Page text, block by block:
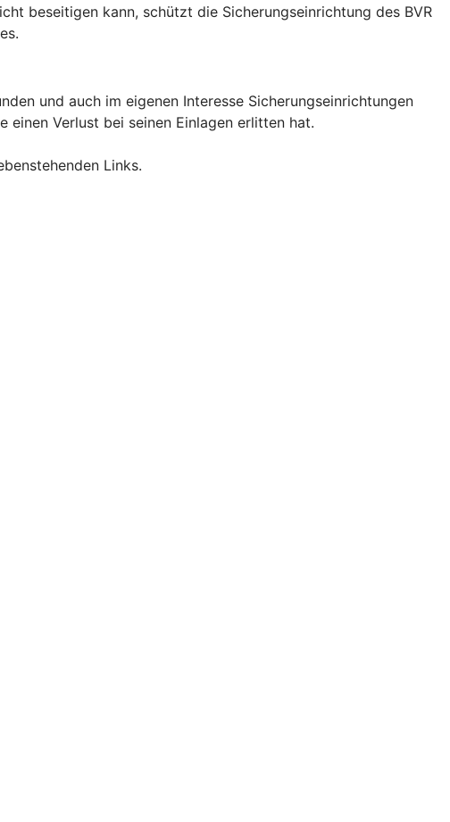
beseitigen kann, schützt die Sicherungseinrichtung des BVR
und auch im eigenen Interesse Sicherungseinrichtungen
einen Verlust bei seinen Einlagen erlitten hat.
Links.